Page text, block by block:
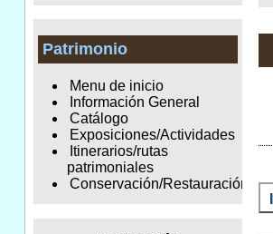
Patrimonio
Menu de inicio
Información General
Catálogo
Exposiciones/Actividades
Itinerarios/rutas
patrimoniales
Conservación/Restauración